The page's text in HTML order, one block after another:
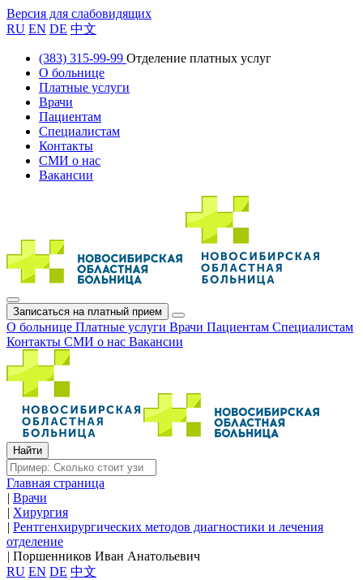
Версия для слабовидящих
RU EN DE 中文
(383) 315-99-99 Отделение платных услуг
О больнице
Платные услуги
Врачи
Пациентам
Специалистам
Контакты
СМИ о нас
Вакансии
Записаться на платный прием
О больнице Платные услуги Врачи Пациентам Специалистам
Контакты СМИ о нас Вакансии
Главная страница
| Врачи
| Хирургия
| Рентгенхирургических методов диагностики и лечения
отделение
| Поршенников Иван Анатольевич
RU EN DE 中文